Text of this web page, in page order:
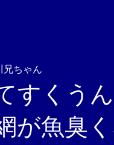
兄ちゃん
すくう
が魚臭